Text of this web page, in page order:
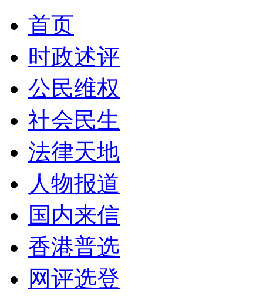
首页
时政述评
公民维权
社会民生
法律天地
人物报道
国内来信
香港普选
网评选登